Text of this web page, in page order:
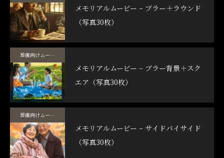
メモリアルムービー – ブラー＋ラウンド
（写真30枚）
葬儀向けムービーテンプレート
メモリアルムービー – ブラー背景＋スク
エア（写真30枚）
葬儀向けムービーテンプレート
メモリアルムービー – サイドバイサイド
（写真30枚）